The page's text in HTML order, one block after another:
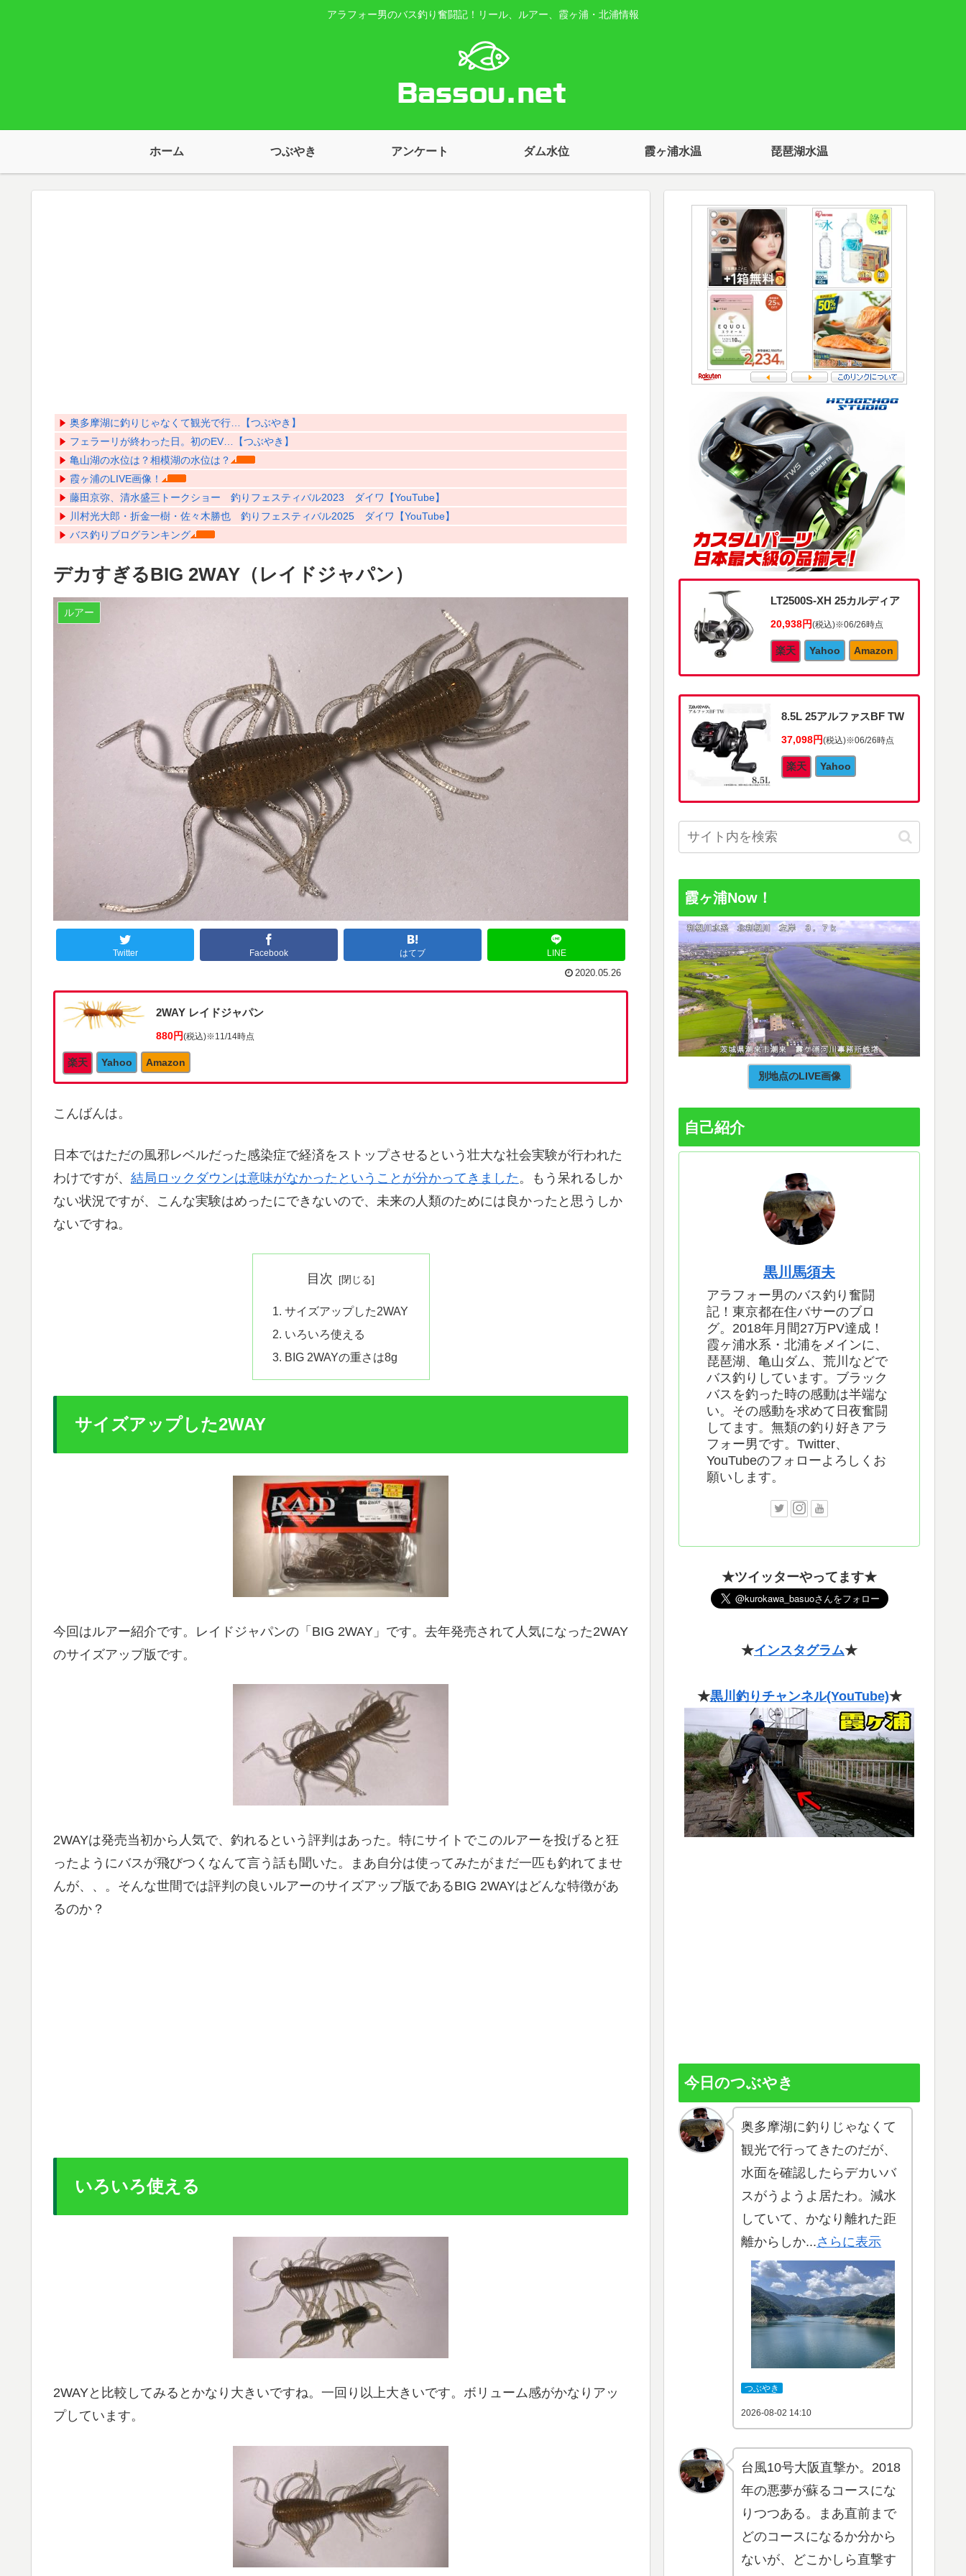
アラフォー男のバス釣り奮闘記！リール、ルアー、霞ヶ浦・北浦情報
ホーム つぶやき アンケート ダム水位 霞ヶ浦水温 琵琶湖水温
奥多摩湖に釣りじゃなくて観光で行…【つぶやき】
フェラーリが終わった日。初のEV…【つぶやき】
亀山湖の水位は？相模湖の水位は？
霞ヶ浦のLIVE画像！
藤田京弥、清水盛三トークショー 釣りフェスティバル2023 ダイワ【YouTube】
川村光大郎・折金一樹・佐々木勝也 釣りフェスティバル2025 ダイワ【YouTube】
バス釣りブログランキング
デカすぎるBIG 2WAY（レイドジャパン）
ルアー
Twitter Facebook はてブ LINE
2020.05.26
2WAY レイドジャパン
880円(税込)※11/14時点
楽天 Yahoo Amazon
こんばんは。
日本ではただの風邪レベルだった感染症で経済をストップさせるという壮大な社会実験が行われた
わけですが、 結局ロックダウンは意味がなかったということが分かってきました 。もう呆れるしか
ない状況ですが、こんな実験はめったにできないので、未来の人類のためには良かったと思うしか
ないですね。
目次
サイズアップした2WAY
いろいろ使える
BIG 2WAYの重さは8g
サイズアップした2WAY
今回はルアー紹介です。レイドジャパンの「BIG 2WAY」です。去年発売されて人気になった2WAY
のサイズアップ版です。
2WAYは発売当初から人気で、釣れるという評判はあった。特にサイトでこのルアーを投げると狂
ったようにバスが飛びつくなんて言う話も聞いた。まあ自分は使ってみたがまだ一匹も釣れてませ
んが、、。そんな世間では評判の良いルアーのサイズアップ版であるBIG 2WAYはどんな特徴があ
るのか？
いろいろ使える
2WAYと比較してみるとかなり大きいですね。一回り以上大きいです。ボリューム感がかなりアッ
プしています。
LT2500S-XH 25カルディア
20,938円(税込)※06/26時点
楽天 Yahoo Amazon
8.5L 25アルファスBF TW
37,098円(税込)※06/26時点
楽天 Yahoo
霞ヶ浦Now！
別地点のLIVE画像
自己紹介
黒川馬須夫
アラフォー男のバス釣り奮闘
記！東京都在住バサーのブロ
グ。2018年月間27万PV達成！
霞ヶ浦水系・北浦をメインに、
琵琶湖、亀山ダム、荒川などで
バス釣りしています。ブラック
バスを釣った時の感動は半端な
い。その感動を求めて日夜奮闘
してます。無類の釣り好きアラ
フォー男です。Twitter、
YouTubeのフォローよろしくお
願いします。
★ツイッターやってます★
★インスタグラム★
★黒川釣りチャンネル(YouTube)★
今日のつぶやき
奥多摩湖に釣りじゃなくて
観光で行ってきたのだが、
水面を確認したらデカいバ
スがうようよ居たわ。減水
していて、かなり離れた距
離からしか...さらに表示
つぶやき
2026-08-02 14:10
台風10号大阪直撃か。2018
年の悪夢が蘇るコースにな
りつつある。まあ直前まで
どのコースになるか分から
ないが、どこかしら直撃す